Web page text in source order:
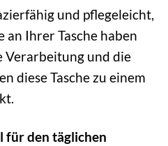
und pflegeleicht,
an Ihrer Tasche haben
Verarbeitung und die
diese Tasche zu einem
für den täglichen